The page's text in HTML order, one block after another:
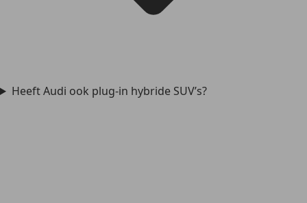
Heeft Audi ook plug-in hybride SUV’s?